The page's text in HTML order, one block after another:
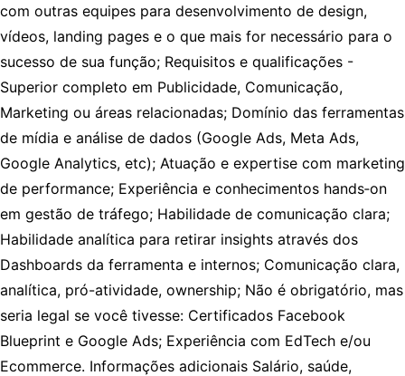
com outras equipes para desenvolvimento de design,
vídeos, landing pages e o que mais for necessário para o
sucesso de sua função; Requisitos e qualificações -
Superior completo em Publicidade, Comunicação,
Marketing ou áreas relacionadas; Domínio das ferramentas
de mídia e análise de dados (Google Ads, Meta Ads,
Google Analytics, etc); Atuação e expertise com marketing
de performance; Experiência e conhecimentos hands‑on
em gestão de tráfego; Habilidade de comunicação clara;
Habilidade analítica para retirar insights através dos
Dashboards da ferramenta e internos; Comunicação clara,
analítica, pró-atividade, ownership; Não é obrigatório, mas
seria legal se você tivesse: Certificados Facebook
Blueprint e Google Ads; Experiência com EdTech e/ou
Ecommerce. Informações adicionais Salário, saúde,